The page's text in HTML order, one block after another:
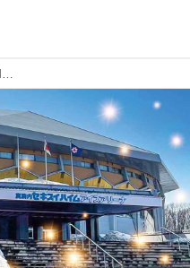
来場のご案内 RIZIN LANDMARK 11 in SAPPORO